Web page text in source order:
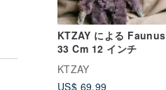
KTZAY による Faunus
33 Cm 12 インチ
KTZAY
US$ 69.99